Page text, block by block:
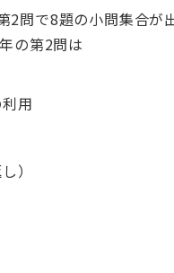
2問で8題の小問集合が
の第2問は
用
）